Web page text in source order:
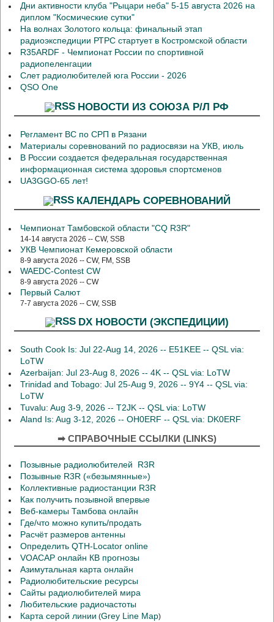
Дни активности клуба "Рыцари неба" 5-15 августа 2026 на
диплом "Космические сутки"
На волнах Золотого кольца: финальный этап
радиоэкспедиции РТРС стартует в Костромской области
R35ARDF - Чемпионат России по спортивной
радиопеленгации
Слет радиолюбителей юга России - 2026
QSO One
НОВОСТИ ИЗ СОЮЗА Р/Л РФ
Регламент ВС по СРП в Рязани
Материалы соревнований по радиосвязи на УКВ, июль
В России создается федеральная государственная
информационная система здоровья спортсменов
UA3GGO-65 лет!
КАЛЕНДАРЬ СОРЕВНОВАНИЙ
Чемпионат Тамбовской области "CQ R3R"
14-14 августа 2026 -- CW, SSB
УКВ Чемпионат Кемеровской области
8-9 августа 2026 -- CW, FM, SSB
WAEDC-Contest CW
8-9 августа 2026 -- CW
Первый Салют
7-7 августа 2026 -- CW, SSB
DX НОВОСТИ (ЭКСПЕДИЦИИ)
South Cook Is: Jul 22-Aug 14, 2026 -- E51KEE -- QSL via:
LoTW
Azerbaijan: Jul 23-Aug 8, 2026 -- 4K -- QSL via: LoTW
Trinidad and Tobago: Jul 25-Aug 9, 2026 -- 9Y4 -- QSL via:
LoTW
Tuvalu: Aug 3-9, 2026 -- T2JK -- QSL via: LoTW
Aland Is: Aug 3-12, 2026 -- OH0ERF -- QSL via: DK0ERF
➡ СПРАВОЧНЫЕ ССЫЛКИ (LINKS)
Позывные радиолюбителей R3R
Позывные R3R («безымянные»)
Коллективные радиостанции R3R
Как получить позывной впервые
Веб-камеры Тамбова онлайн
Где/что можно купить/продать
Расчёт размеров антенны
Определить QTH-Locator online
VOACAP онлайн КВ прогнозы
Азимутальная карта онлайн
Радиолюбительские ресурсы
Сайты радиолюбителей мира
Любительские радиочастоты
Карта серой линии (Grey Line Map)